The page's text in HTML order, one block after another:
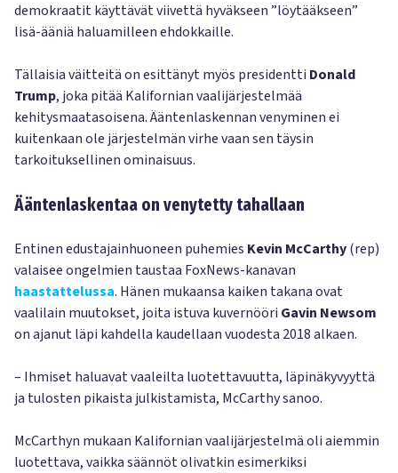
demokraatit käyttävät viivettä hyväkseen ”löytääkseen”
lisä-ääniä haluamilleen ehdokkaille.
Tällaisia väitteitä on esittänyt myös presidentti Donald
Trump, joka pitää Kalifornian vaalijärjestelmää
kehitysmaatasoisena. Ääntenlaskennan venyminen ei
kuitenkaan ole järjestelmän virhe vaan sen täysin
tarkoituksellinen ominaisuus.
Ääntenlaskentaa on venytetty tahallaan
Entinen edustajainhuoneen puhemies Kevin McCarthy(rep)
valaisee ongelmien taustaa FoxNews-kanavan
haastattelussa. Hänen mukaansa kaiken takana ovat
vaalilain muutokset, joita istuva kuvernööri Gavin Newsom
on ajanut läpi kahdella kaudellaan vuodesta 2018 alkaen.
– Ihmiset haluavat vaaleilta luotettavuutta, läpinäkyvyyttä
ja tulosten pikaista julkistamista, McCarthy sanoo.
McCarthyn mukaan Kalifornian vaalijärjestelmä oli aiemmin
luotettava, vaikka säännöt olivatkin esimerkiksi